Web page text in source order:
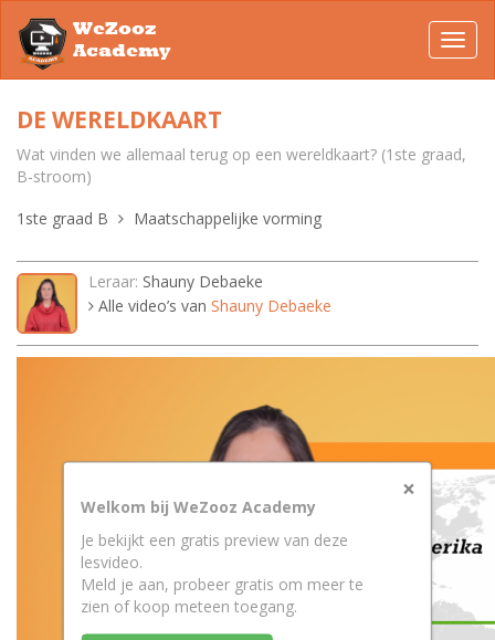
WeZooz
Academy
DE WERELDKAART
Wat vinden we allemaal terug op een wereldkaart? (1ste graad,
B-stroom)
1ste graad B
Maatschappelijke vorming
Leraar: Shauny Debaeke
Alle video’s van Shauny Debaeke
×
Welkom bij WeZooz Academy
Je bekijkt een gratis preview van deze
lesvideo.
Meld je aan, probeer gratis om meer te
zien of koop meteen toegang.